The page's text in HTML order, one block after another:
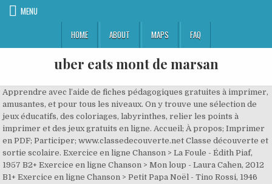
MENU
HOME
ABOUT MAPS FAQ
uber eats mont de marsan
Apprendre avec l’aide de fiches pédagogiques gratuites à imprimer,
amusantes, et pour tous les niveaux. On y trouve une sélection de
jeux éducatifs, des coloriages, labyrinthes, relier les points à
imprimer et des jeux gratuits en ligne. Accueil; À propos; Imprimer
en PDF; Participer; www.classedecouverte.net Classe découverte et
sortie scolaire. Exercice en ligne Chanson > La Foule - Édith Piaf,
1957 B2+ Exercice en ligne Chanson > Mon loup - Laura Cahen, 2012
B1+ Exercice en ligne Chanson > Petit Papa Noël - Tino Rossi, 1946